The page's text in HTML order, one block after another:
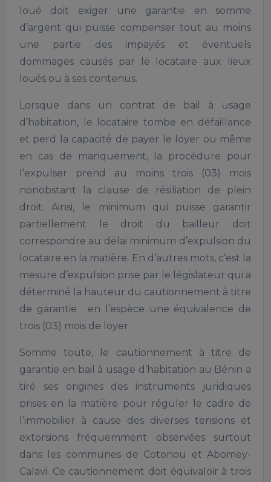
loué doit exiger une garantie en somme
d’argent qui puisse compenser tout au moins
une partie des impayés et éventuels
dommages causés par le locataire aux lieux
loués ou à ses contenus.
Lorsque dans un contrat de bail à usage
d’habitation, le locataire tombe en défaillance
et perd la capacité de payer le loyer ou même
en cas de manquement, la procédure pour
l’expulser prend au moins trois (03) mois
nonobstant la clause de résiliation de plein
droit. Ainsi, le minimum qui puisse garantir
partiellement le droit du bailleur doit
correspondre au délai minimum d’expulsion du
locataire en la matière. En d’autres mots, c’est la
mesure d’expulsion prise par le législateur qui a
déterminé la hauteur du cautionnement à titre
de garantie ; en l’espèce une équivalence de
trois (03) mois de loyer.
Somme toute, le cautionnement à titre de
garantie en bail à usage d’habitation au Bénin a
tiré ses origines des instruments juridiques
prises en la matière pour réguler le cadre de
l’immobilier à cause des diverses tensions et
extorsions fréquemment observées surtout
dans les communes de Cotonou et Abomey-
Calavi. Ce cautionnement doit équivaloir à trois